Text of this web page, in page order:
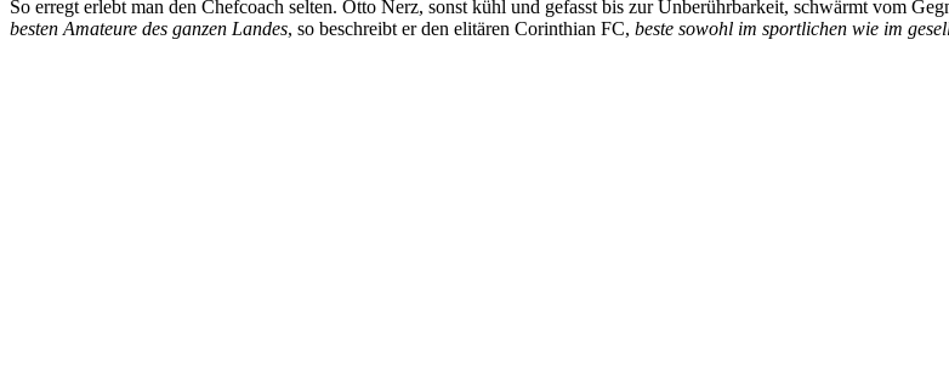
So erregt erlebt man den Chefcoach selten. Otto Nerz, sonst kühl und gefasst bis zur Unberührbarkeit, schwärmt vom
besten Amateure des ganzen Landes, so beschreibt er den elitären Corinthian FC, beste sowohl im sportlichen wie im